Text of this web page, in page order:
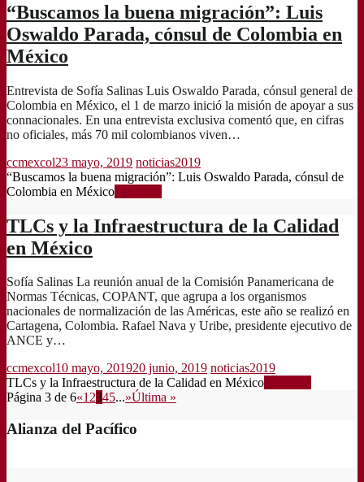
“Buscamos la buena migración”: Luis
Oswaldo Parada, cónsul de Colombia en
México
Entrevista de Sofía Salinas Luis Oswaldo Parada, cónsul general de
Colombia en México, el 1 de marzo inició la misión de apoyar a sus
connacionales. En una entrevista exclusiva comentó que, en cifras
no oficiales, más 70 mil colombianos viven…
ccmexcol23 mayo, 2019 noticias2019
“Buscamos la buena migración”: Luis Oswaldo Parada, cónsul de
Colombia en México
TLCs y la Infraestructura de la Calidad
en México
Sofía Salinas La reunión anual de la Comisión Panamericana de
Normas Técnicas, COPANT, que agrupa a los organismos
nacionales de normalización de las Américas, este año se realizó en
Cartagena, Colombia. Rafael Nava y Uribe, presidente ejecutivo de
ANCE y…
ccmexcol10 mayo, 201920 junio, 2019 noticias2019
TLCs y la Infraestructura de la Calidad en México
Página 3 de 6«12345...»Última »
Alianza del Pacífico